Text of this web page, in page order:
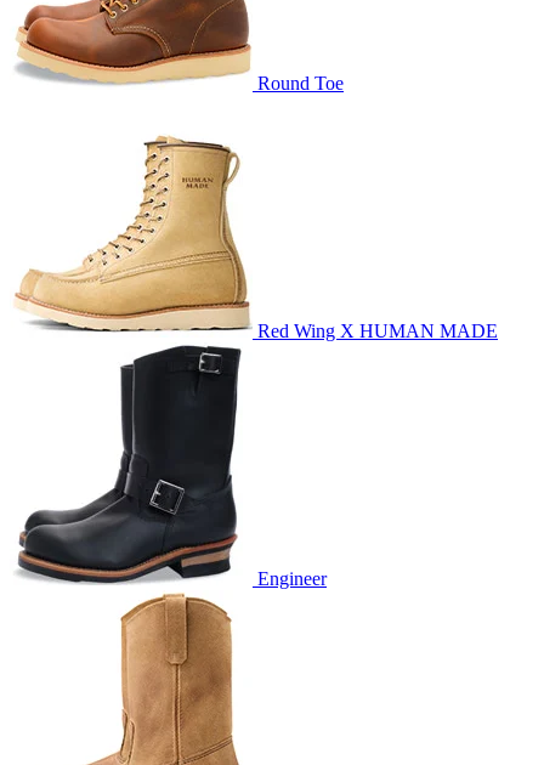
Round Toe
Red Wing X HUMAN MADE
Engineer